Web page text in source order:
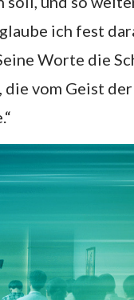
ich fest
Worte die
vom Geist